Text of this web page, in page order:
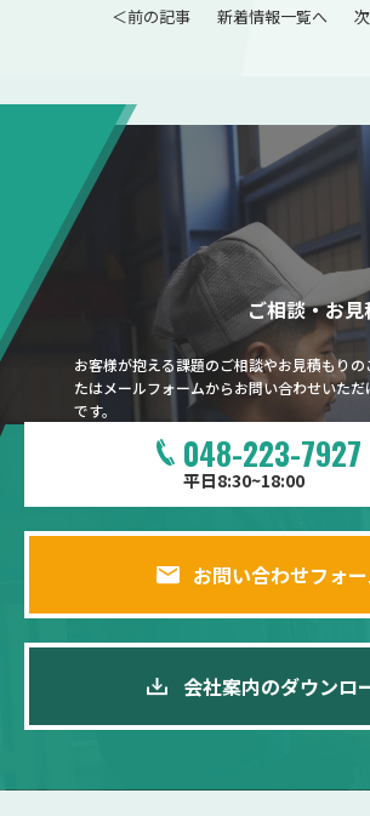
＜前の記事 新着情報一覧へ
ご相談・お
お客様が抱える課題のご相談やお見積もり
たはメールフォームからお問い合わせいた
です。
048-223-7927
平日8:30~18:00
お問い合わせフォ
会社案内のダウンロ